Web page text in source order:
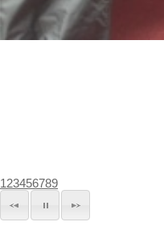
123456789